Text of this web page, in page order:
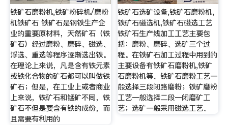
铁矿石磨粉机,铁矿粉碎机/磨粉
机铁矿石 铁矿石是钢铁生产企
业的重要原材料，天然矿石（铁
矿石）经过磨粉、磨碎、磁选、
浮选、重选等程序逐渐选出铁。
在理论上来说，凡是含有铁元素
或铁化合物的矿石都可以叫做铁
矿石；但是，在工业上或者商业
上来说，铁矿石和锰矿不同，铁
矿石不但是要含有铁的成份，而
且需要有利用的
铁矿石选矿设备,铁矿石磨粉机,
铁矿石磁选机,铁矿石磁选工艺
铁矿石生产线加工工艺主要包
括：磨粉、磨碎、选矿三个过
程。在铁矿石加工过程中用到的
主要设备有铁矿石磨粉机,铁矿
石磨粉机等。铁矿石磨粉工艺一
般选择三段闭路磨粉；铁矿磨粉
工艺一般选择二段一闭磨矿工
艺；选矿一般采用磁选工艺。